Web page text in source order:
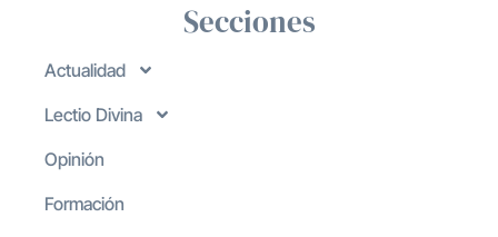
Secciones
Actualidad
Lectio Divina
Opinión
Formación